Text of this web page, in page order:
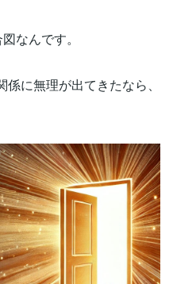
なんです。
に無理が出てきたなら、